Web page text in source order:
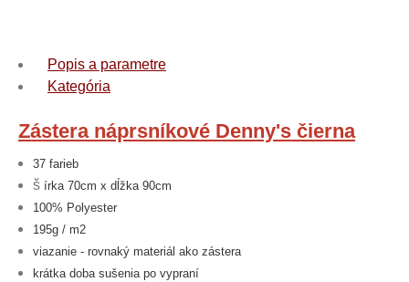
Popis a parametre
Kategória
Zástera náprsníkové Denny's čierna
37 farieb
š írka 70cm x dĺžka 90cm
100% Polyester
195g / m2
viazanie - rovnaký materiál ako zástera
krátka doba sušenia po vypraní